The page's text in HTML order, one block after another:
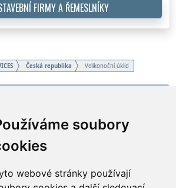
soubory
webové stránky používají
FIRMY A ŘEMESLNÍKY
Česká republika Velikonoční úklid
O nás
to všechno začalo
Ceník
FAQ - pro poskytovatele